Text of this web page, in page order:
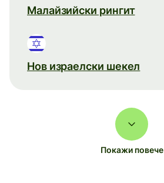
Малайзийски рингит
Нов израелски шекел
Покажи повече